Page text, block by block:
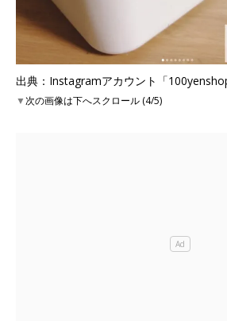
出典：Instagramアカウント「
▼次の画像は下へスクロール (4/5)